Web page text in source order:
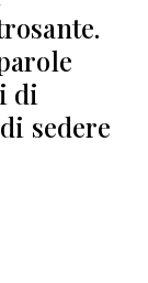
di
sedere